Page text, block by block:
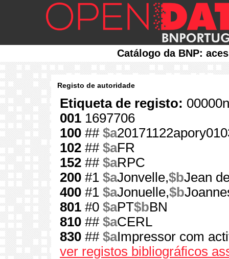
Catálogo da BNP:
Registo de autoridade
Etiqueta de registo:
001 1697706
100 ## $a
102 ## $aFR
152 ## $aRPC
200 #1 $aJonvelle,$bJean
400 #1 $aJonuelle,$b
801 #0 $aPT$bBN
810 ## $aCERL
830 ## $aImpressor com
ver registos bibliográficos